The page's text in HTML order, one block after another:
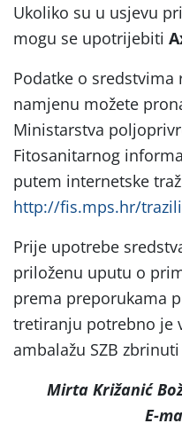
Ukoliko su u usjevu
mogu se upotrijebiti
Podatke o
namjenu možete
Ministarstva
Fitosanitarnog
putem internetske
http://fis.mps.hr/
Prije upotrebe
priloženu uputu o
prema preporukama
tretiranju potrebno je
ambalažu SZB
Mirta Križanić
E-